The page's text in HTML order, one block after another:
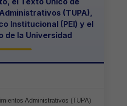
(TUPA),
Institucional (PEI) y el
de la Universidad
Administrativos (TUPA)